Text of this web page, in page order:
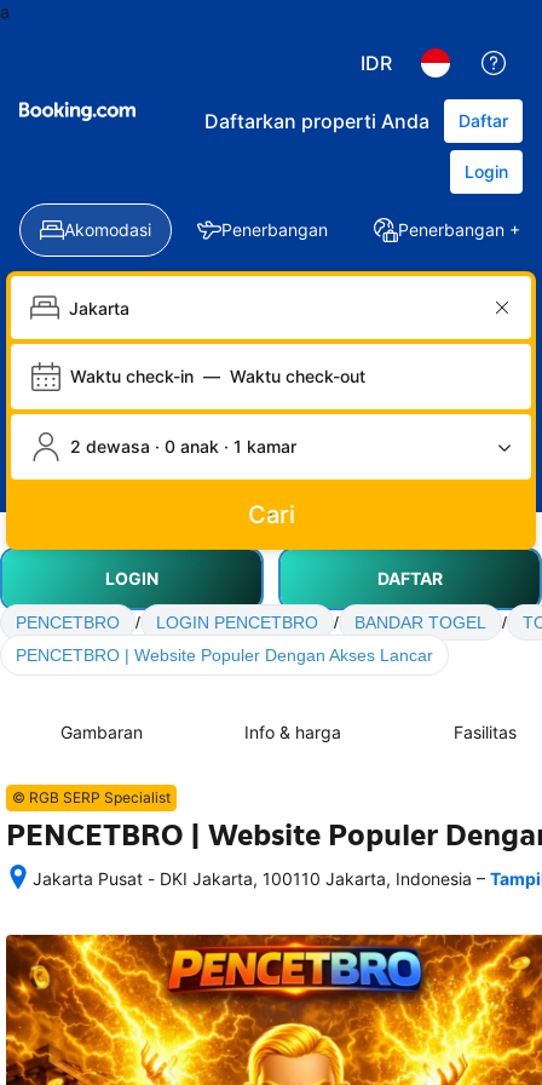
a
IDR
Daftarkan properti Anda Daftar
Login
Akomodasi Penerbangan Penerbangan +
Waktu check-in — Waktu check-out
2 dewasa · 0 anak · 1 kamar
Cari
LOGIN DAFTAR
PENCETBRO / LOGIN PENCETBRO / BANDAR TOGEL /
PENCETBRO | Website Populer Dengan Akses Lancar
Gambaran Info & harga Fasilitas
© RGB SERP Specialist
PENCETBRO | Website Populer
Jakarta Pusat - DKI Jakarta, 100110 Jakarta, Indonesia
semua
rincian
akomodasi
termasuk
nomor
telepon
–